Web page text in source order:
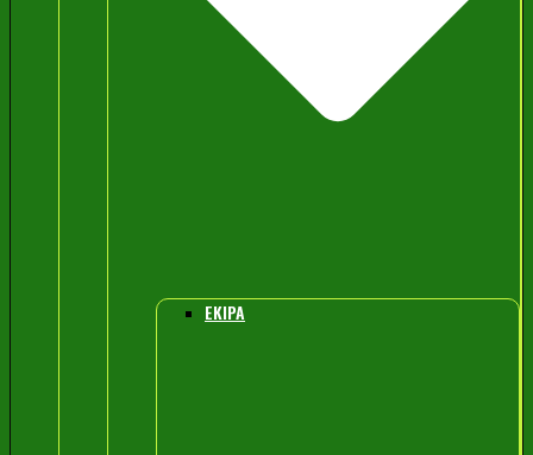
EKIPA